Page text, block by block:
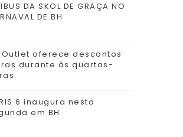
DA SKOL DE GRAÇA NO
DE BH
Outlet oferece descontos
durante às quartas-
6 inaugura nesta
em BH.